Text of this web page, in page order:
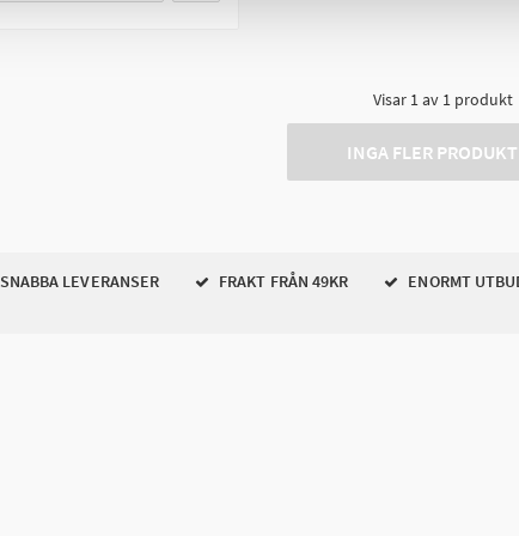
Visar 1av 1produkt
INGA FLER
SNABBA LEVERANSER FRAKT FRÅN 49KR ENORMT